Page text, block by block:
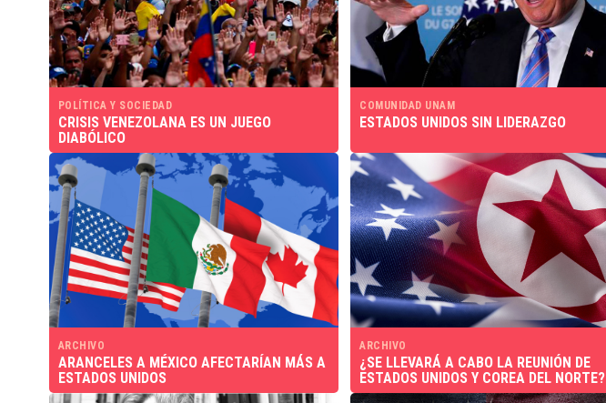
POLÍTICA Y SOCIEDAD
CRISIS VENEZOLANA ES UN JUEGO
DIABÓLICO
COMUNIDAD UNAM
ESTADOS UNIDOS SIN LIDERAZGO
ARCHIVO
ARANCELES A MÉXICO AFECTARÍAN MÁS A
ESTADOS UNIDOS
ARCHIVO
¿SE LLEVARÁ A CABO LA REUNIÓN DE
ESTADOS UNIDOS Y COREA DEL NORTE?